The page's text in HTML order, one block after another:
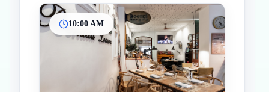
InicioParadas intermedias
Final
10:00 AM